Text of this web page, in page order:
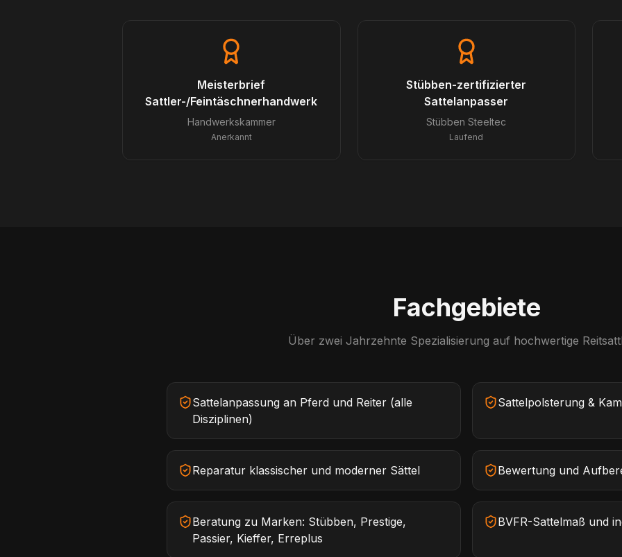
Meisterbrief
Sattler-/Feintäschnerhandwerk
Handwerkskammer
Anerkannt
Stübben-zertifizierter
Sattelanpasser
Stübben Steeltec
Laufend
Fachgebiete
Über zwei Jahrzehnte Spezialisierung auf hochwertige
Sattelanpassung an Pferd und Reiter (alle
Disziplinen)
Sattelpolsterung &
Reparatur klassischer und moderner Sättel Bewertung und
Beratung zu Marken: Stübben, Prestige,
Passier, Kieffer, Erreplus
BVFR-Sattelmaß und